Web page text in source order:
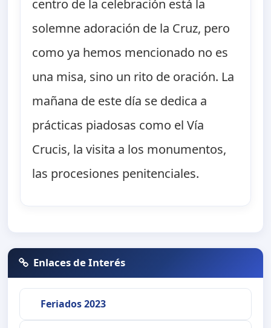
centro de la celebración está la
solemne adoración de la Cruz, pero
como ya hemos mencionado no es
una misa, sino un rito de oración. La
mañana de este día se dedica a
prácticas piadosas como el Vía
Crucis, la visita a los monumentos,
las procesiones penitenciales.
Enlaces de Interés
Feriados 2023